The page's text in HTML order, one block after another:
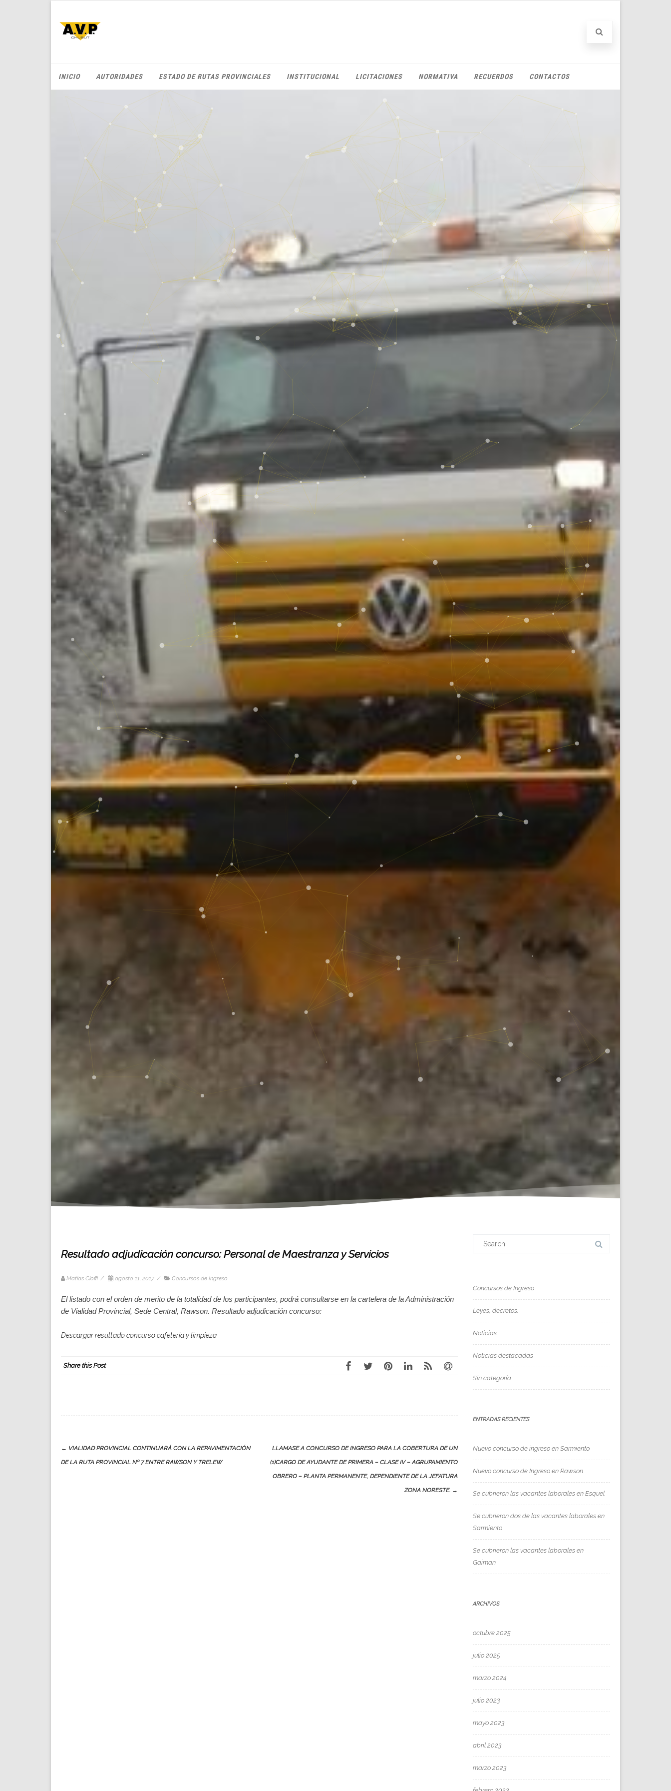
INICIO AUTORIDADES ESTADO DE RUTAS PROVINCIALES INSTITUCIONAL LICITACIONES NORMATIVA RECUERDOS CONTACTOS
Resultado adjudicación concurso: Personal de Maestranza y Servicios
Matias Cioffi / agosto 11, 2017 / Concursos de Ingreso
El listado con el orden de merito de la totalidad de los participantes, podrá consultarse en la cartelera de la Administración
de Vialidad Provincial, Sede Central, Rawson. Resultado adjudicación concurso:
Descargar resultado concurso cafeteria y limpieza
Share this Post
Post
navigation
← VIALIDAD PROVINCIAL CONTINUARÁ CON LA REPAVIMENTACIÓN
DE LA RUTA PROVINCIAL Nº 7 ENTRE RAWSON Y TRELEW
LLAMASE A CONCURSO DE INGRESO PARA LA COBERTURA DE UN
(1)CARGO DE AYUDANTE DE PRIMERA – CLASE IV – AGRUPAMIENTO
OBRERO – PLANTA PERMANENTE, DEPENDIENTE DE LA JEFATURA
ZONA NORESTE. →
Concursos de Ingreso
Leyes, decretos.
Noticias
Noticias destacadas
Sin categoría
ENTRADAS RECIENTES
Nuevo concurso de ingreso en Sarmiento
Nuevo concurso de Ingreso en Rawson
Se cubrieron las vacantes laborales en Esquel
Se cubrieron dos de las vacantes laborales en
Sarmiento
Se cubrieron las vacantes laborales en
Gaiman
ARCHIVOS
octubre 2025
julio 2025
marzo 2024
julio 2023
mayo 2023
abril 2023
marzo 2023